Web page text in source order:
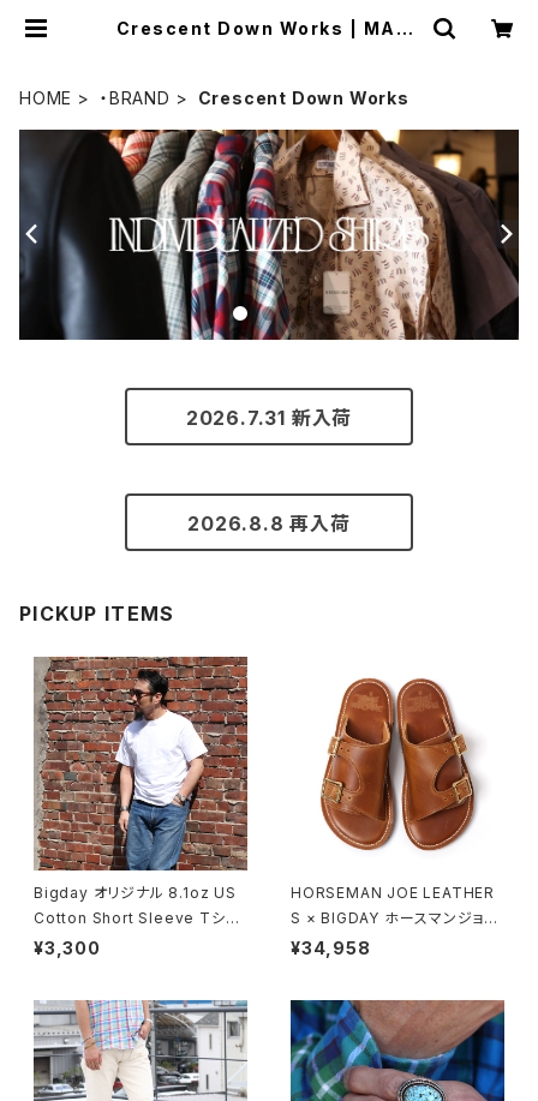
Crescent Down Works | MAVA
HOME ・BRAND Crescent Down Works
2026.7.31 新入荷
2026.8.8 再入荷
PICKUP ITEMS
Bigday オリジナル 8.1oz US
Cotton Short Sleeve Tシャ
ツ 半袖 無地Tシャツ USコット
¥3,300
HORSEMAN JOE LEATHER
S × BIGDAY ホースマンジョー
ダブルモンクストラップサンダル
¥34,958